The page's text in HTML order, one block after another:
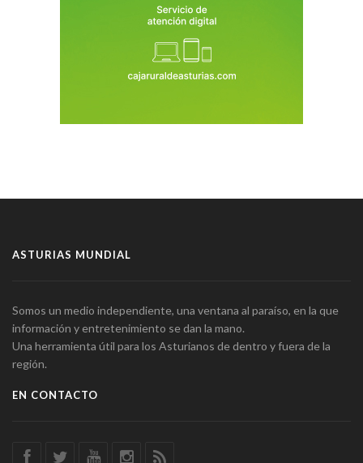
ASTURIAS MUNDIAL
Somos un medio independiente, una ventana al paraíso, en la que
información y entretenimiento se dan la mano.
Una herramienta útil para los Asturianos de dentro y fuera de la
región.
EN CONTACTO